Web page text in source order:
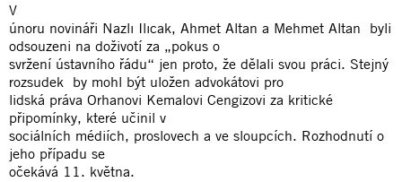
V
únoru novináři Nazlı Ilıcak, Ahmet Altan a Mehmet Altan byli
odsouzeni na doživotí za „pokus o
svržení ústavního řádu“ jen proto, že dělali svou práci. Stejný
rozsudek by mohl být uložen advokátovi pro
lidská práva Orhanovi Kemalovi Cengizovi za kritické
připomínky, které učinil v
sociálních médiích, proslovech a ve sloupcích. Rozhodnutí o
jeho případu se
očekává 11. května.